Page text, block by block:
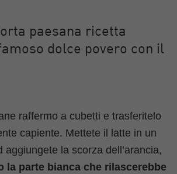
paesana ricetta
dolce povero con il
raffermo a cubetti e trasferitelo
capiente. Mettete il latte in un
aggiungete la scorza dell’arancia,
la parte bianca che rilascerebbe